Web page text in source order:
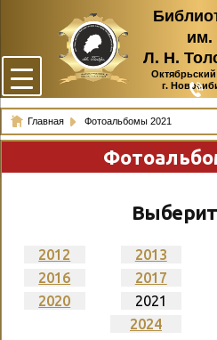
им.
Л. Н.
г.
Главная Фотоальбомы 2021
2012 2013
2016
2017
2020
2021
2024